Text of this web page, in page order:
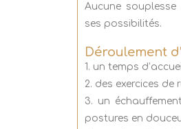
Aucune
ses possibilités.
Déroulement
1. un temps
2. des exercices de
3. un
postures en